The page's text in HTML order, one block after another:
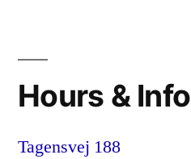
Hours & Info
Tagensvej 188